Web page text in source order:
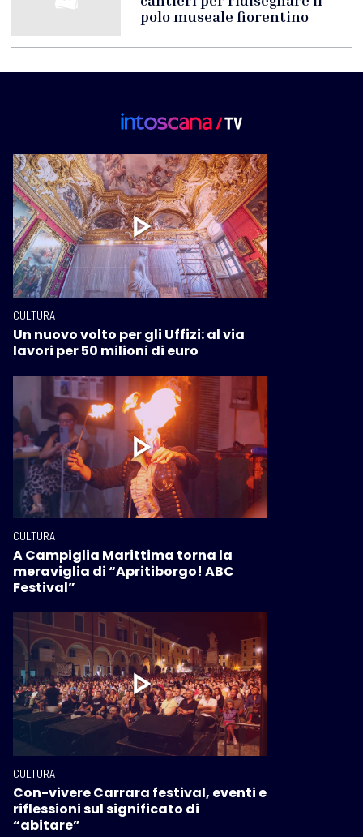
polo museale fiorentino
CULTURA
Un nuovo volto per gli Uffizi: al via
lavori per 50 milioni di euro
CULTURA
A Campiglia Marittima torna la
meraviglia di “Apritiborgo! ABC
Festival”
CULTURA
Con-vivere Carrara festival, eventi e
riflessioni sul significato di
“abitare”